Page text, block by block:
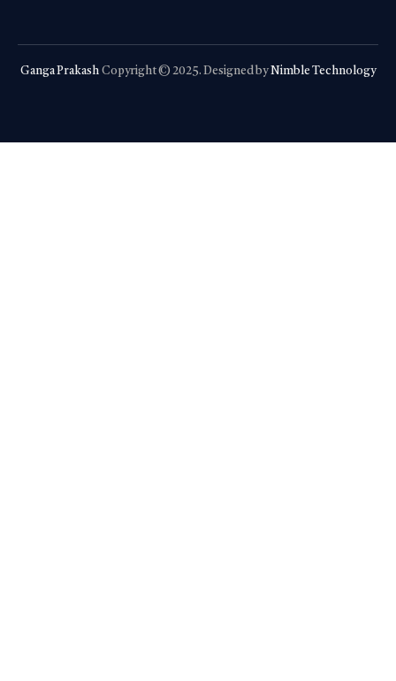
Ganga Prakash Copyright © 2025. Designed byNimble Technology